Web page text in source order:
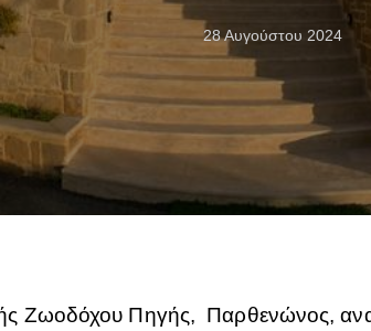
28 Αυγούστου 2024
Ζωοδόχου Πηγής, Παρθενώνος,